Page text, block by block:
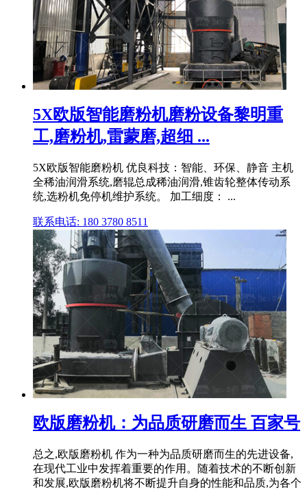
5X欧版智能磨粉机磨粉设备黎明重
工,磨粉机,雷蒙磨,超细 ...
5X欧版智能磨粉机 优良科技：智能、环保、静音 主机
全稀油润滑系统,磨辊总成稀油润滑,锥齿轮整体传动系
统,选粉机免停机维护系统。 加工细度： ...
联系电话: 180 3780 8511
欧版磨粉机：为品质研磨而生 百家号
总之,欧版磨粉机 作为一种为品质研磨而生的先进设备,
在现代工业中发挥着重要的作用。随着技术的不断创新
和发展,欧版磨粉机将不断提升自身的性能和品质,为各个